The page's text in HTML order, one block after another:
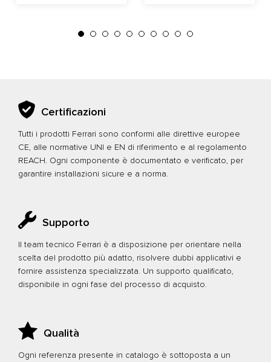
Certificazioni
Tutti i prodotti Ferrari sono conformi alle direttive europee
CE, alle normative UNI e EN di riferimento e al regolamento
REACH. Ogni componente è documentato e verificato, per
garantire installazioni sicure e a norma.
Supporto
Il team tecnico Ferrari è a disposizione per orientare nella
scelta del prodotto più adatto, risolvere dubbi applicativi e
fornire assistenza specializzata. Un supporto qualificato,
disponibile in ogni fase del processo di acquisto.
Qualità
Ogni referenza presente in catalogo è sottoposta a un